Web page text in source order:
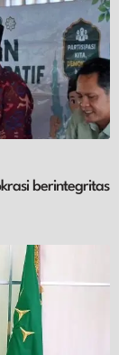
berintegritas